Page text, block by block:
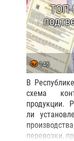
ТОП-
146
В
схема
продукции.
ли
перевозки,